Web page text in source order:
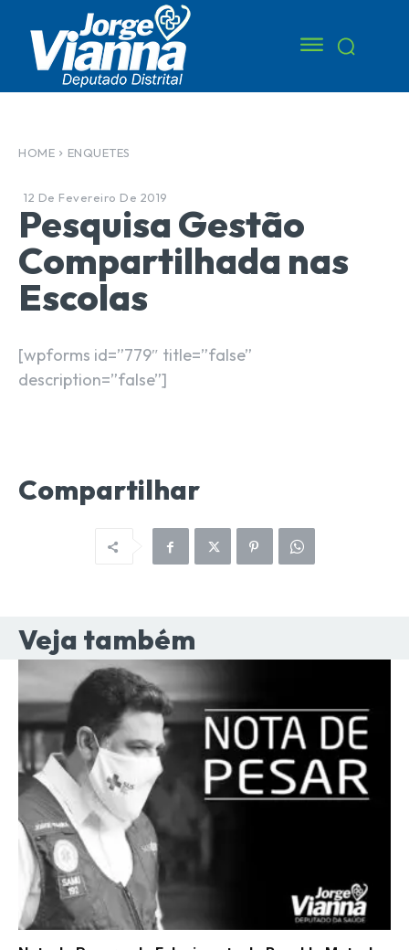
HOME ENQUETES
12 De Fevereiro De 2019
Pesquisa Gestão
Compartilhada nas
Escolas
[wpforms id=”779″ title=”false”
description=”false”]
Compartilhar
Veja também